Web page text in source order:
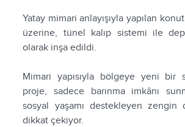
Yatay mimari anlayışıyla yapılan
üzerine, tünel kalıp sistemi ile
olarak inşa edildi.
Mimari yapısıyla bölgeye yeni bir
proje, sadece barınma imkânı
sosyal yaşamı destekleyen zengin
dikkat çekiyor.